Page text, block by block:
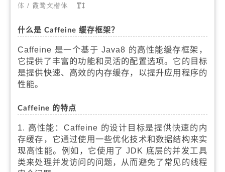
体 / 霞鹜文楷体
什么是 Caffeine 缓存框架？
Caffeine 是一个基于 Java8 的高性能缓存框架，
它提供了丰富的功能和灵活的配置选项。它的目标
是提供快速、高效的内存缓存，以提升应用程序的
性能。
Caffeine 的特点
1. 高性能：Caffeine 的设计目标是提供快速的内
存缓存，它通过使用一些优化技术和数据结构来实
现高性能。例如，它使用了 JDK 底层的并发工具
类来处理并发访问的问题，从而避免了常见的线程